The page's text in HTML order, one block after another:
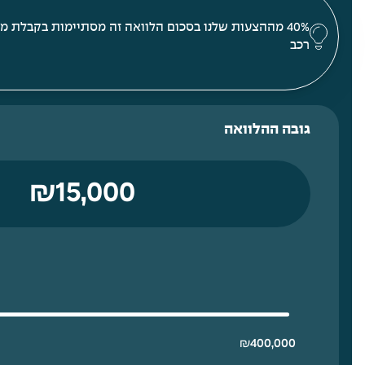
40% מההצעות שלנו בסכום הלוואה זה מסתיימות בקבלת
רכב
גובה ההלוואה
₪400,000